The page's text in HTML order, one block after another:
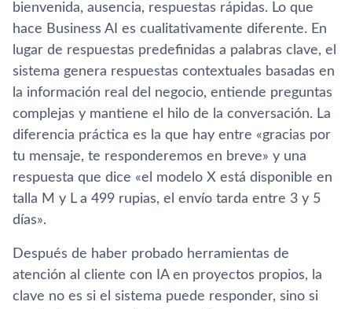
bienvenida, ausencia, respuestas rápidas. Lo que
hace Business AI es cualitativamente diferente. En
lugar de respuestas predefinidas a palabras clave, el
sistema genera respuestas contextuales basadas en
la información real del negocio, entiende preguntas
complejas y mantiene el hilo de la conversación. La
diferencia práctica es la que hay entre «gracias por
tu mensaje, te responderemos en breve» y una
respuesta que dice «el modelo X está disponible en
talla M y L a 499 rupias, el envío tarda entre 3 y 5
días».
Después de haber probado herramientas de
atención al cliente con IA en proyectos propios, la
clave no es si el sistema puede responder, sino si